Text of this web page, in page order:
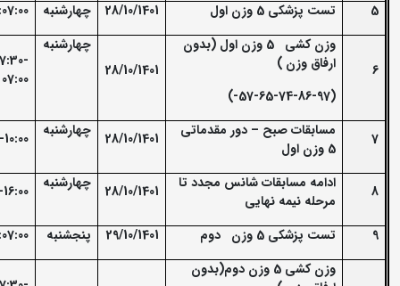
5
تست پزشکی 5 وزن اول 28/10/1401 چهارشنبه
6
وزن کشی 5 وزن اول (بدون
ارفاق وزن )
(57-65-74-86-97-)
28/10/1401
چهارشنبه
07:00
7 مسابقات صبح – دور مقدماتی
5 وزن اول
28/10/1401 چهارشنبه
8
ادامه مسابقات شانس مجدد تا
مرحله نیمه نهایی
28/10/1401 چهارشنبه
9 تست پزشکی 5 وزن دوم 29/10/1401 پنجشنبه
وزن کشی 5 وزن دوم(بدون